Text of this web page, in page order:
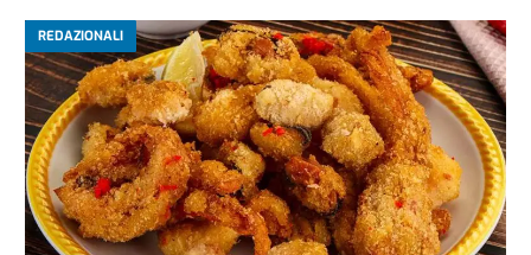
REDAZIONALI